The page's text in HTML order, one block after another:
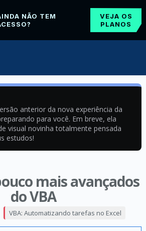
NÃO TEM
VEJA OS
PLANOS
anterior da nova experiência da
para você. Em breve, ela
visual novinha totalmente pensada
estudos!
mais avançados
do VBA
VBA: Automatizando tarefas no Excel